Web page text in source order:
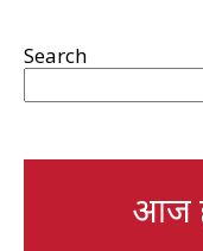
Search
आज